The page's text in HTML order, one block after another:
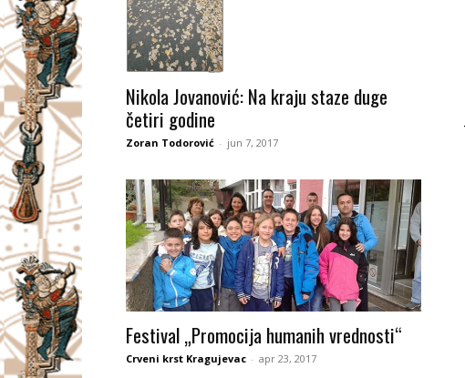
Nikola Jovanović: Na kraju staze duge
četiri godine
Zoran Todorović - jun 7, 2017
Festival „Promocija humanih vrednosti“
Crveni krst Kragujevac - apr 23, 2017